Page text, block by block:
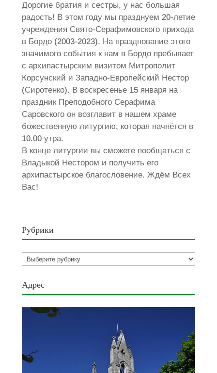
Дорогие братия и сестры, у нас большая
радость! В этом году мы празднуем 20-летие
учреждения Свято-Серафимовского прихода
в Бордо (2003-2023). На празднование этого
значимого события к нам в Бордо пребывает
с архипастырским визитом Митрополит
Корсунский и Западно-Европейский Нестор
(Сиротенко). В воскресенье 15 января на
праздник Преподобного Серафима
Саровского он возглавит в нашем храме
божественную литургию, которая начнётся в
10.00 утра.
В конце литургии вы сможете пообщаться с
Владыкой Нестором и получить его
архипастырское благословение. Ждём Всех
Вас!
Рубрики
Рубрики
Адрес